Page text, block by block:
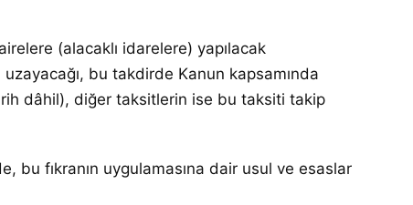
(alacaklı idarelere) yapılacak
bu takdirde Kanun kapsamında
dâhil), diğer taksitlerin ise bu taksiti takip
bu fıkranın uygulamasına dair usul ve esaslar